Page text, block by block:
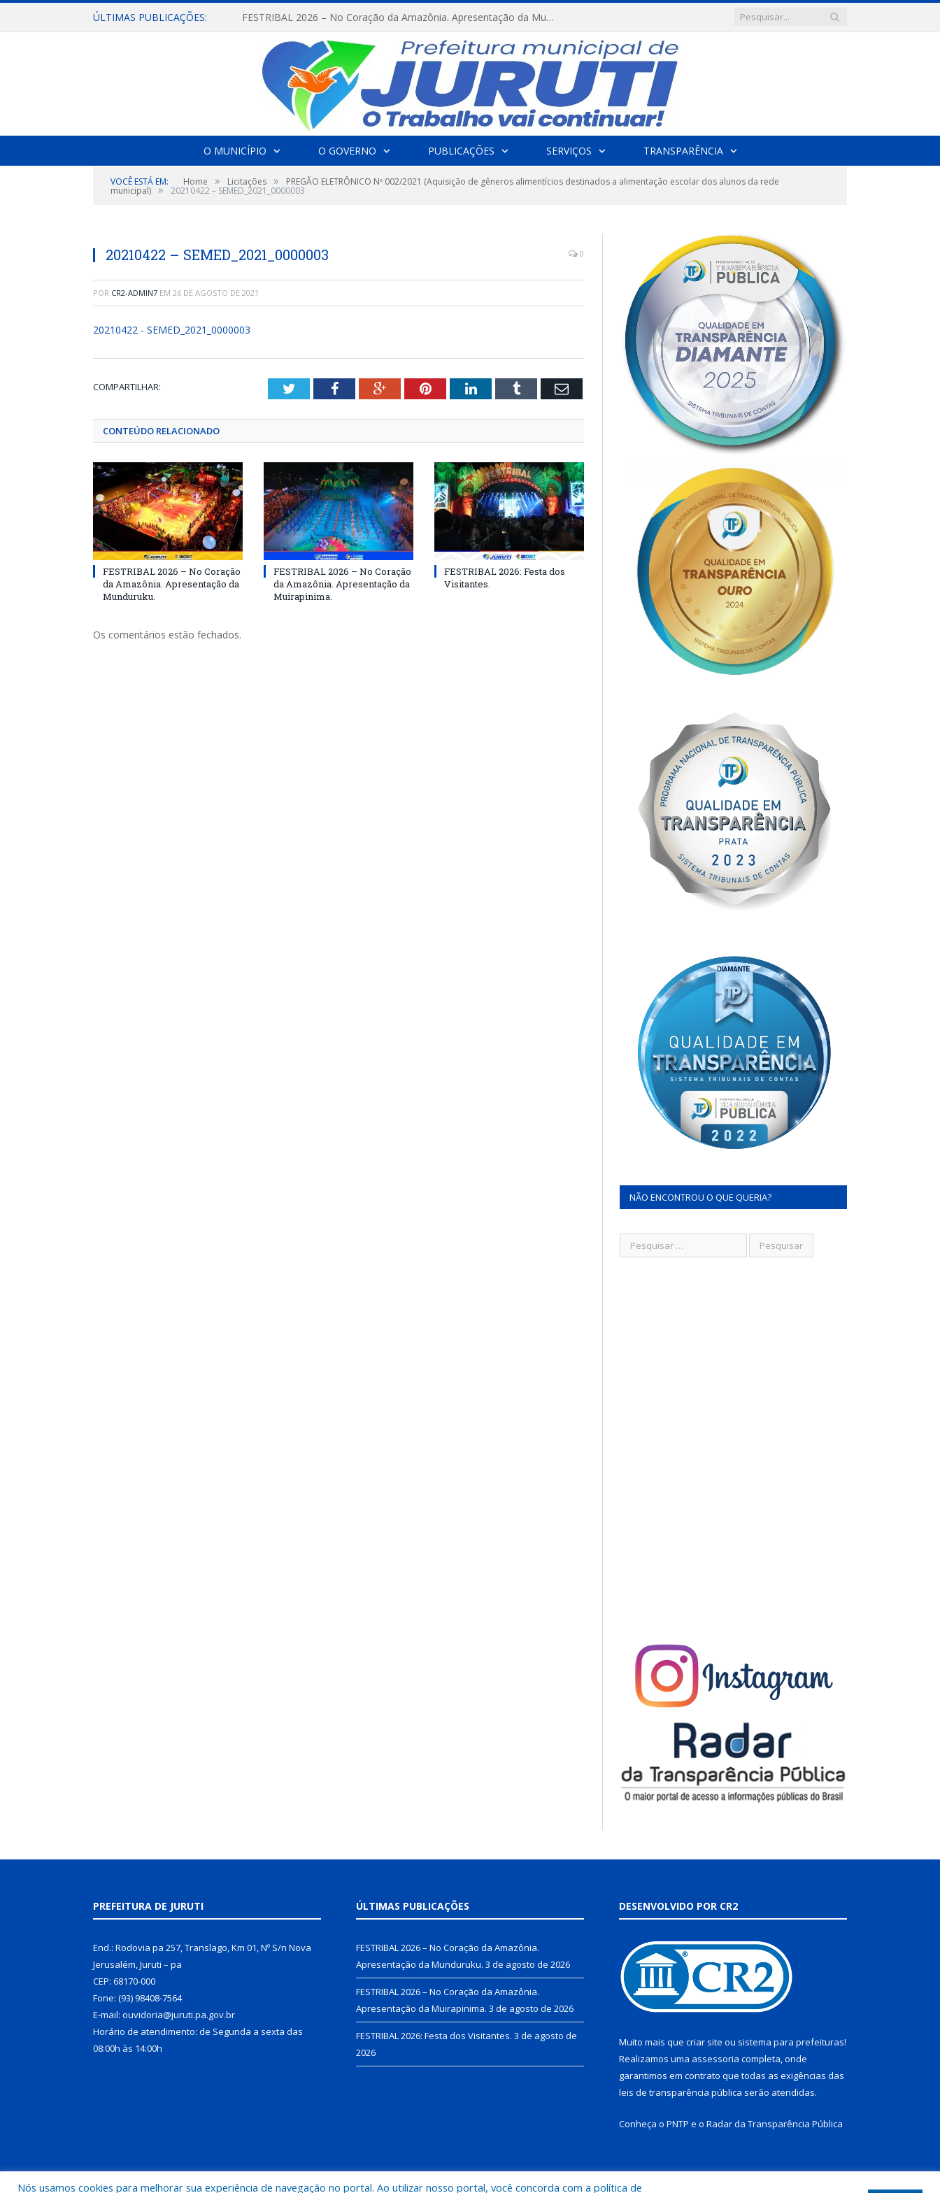
ÚLTIMAS PUBLICAÇÕES: FESTRIBAL 2026 – No Coração da Amazônia. Apresentação da Munduruku.
O MUNICÍPIO O GOVERNO PUBLICAÇÕES SERVIÇOS TRANSPARÊNCIA
VOCÊ ESTÁ EM: Home » Licitações » PREGÃO ELETRÔNICO Nº 002/2021 (Aquisição de gêneros alimentícios destinados a alimentação escolar dos alunos da rede
municipal) » 20210422 – SEMED_2021_0000003
20210422 – SEMED_2021_0000003 0
POR CR2-ADMIN7 EM 26 DE AGOSTO DE 2021
20210422 - SEMED_2021_0000003
COMPARTILHAR: TwitterFacebookGoogle+PinterestLinkedInTumblr Email
CONTEÚDO RELACIONADO
FESTRIBAL 2026 – No Coração
da Amazônia. Apresentação da
Munduruku.
FESTRIBAL 2026 – No Coração
da Amazônia. Apresentação da
Muirapinima.
FESTRIBAL 2026: Festa dos
Visitantes.
Os comentários estão fechados.
NÃO ENCONTROU O QUE QUERIA?
PREFEITURA DE JURUTI
End.: Rodovia pa 257, Translago, Km 01, Nº S/n Nova
Jerusalém, Juruti – pa
CEP: 68170-000
Fone: (93) 98408-7564
E-mail: ouvidoria@juruti.pa.gov.br
Horário de atendimento: de Segunda a sexta das
08:00h às 14:00h
ÚLTIMAS PUBLICAÇÕES
FESTRIBAL 2026 – No Coração da Amazônia.
Apresentação da Munduruku. 3 de agosto de 2026
FESTRIBAL 2026 – No Coração da Amazônia.
Apresentação da Muirapinima. 3 de agosto de 2026
FESTRIBAL 2026: Festa dos Visitantes. 3 de agosto de
2026
DESENVOLVIDO POR CR2
Muito mais que criar site ou sistema para prefeituras!
Realizamos uma assessoria completa, onde
garantimos em contrato que todas as exigências das
leis de transparência pública serão atendidas.
Conheça o PNTP e o Radar da Transparência Pública
Nós usamos cookies para melhorar sua experiência de navegação no portal. Ao utilizar nosso portal, você concorda com a política de